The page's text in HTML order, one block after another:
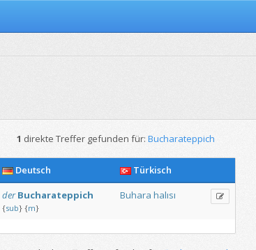
1 direkte Treffer gefunden für: Bucharateppich
Deutsch
Türkisch
der Bucharateppich
{sub} {m}
Buhara halısı